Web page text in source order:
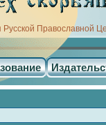
Русской Православной